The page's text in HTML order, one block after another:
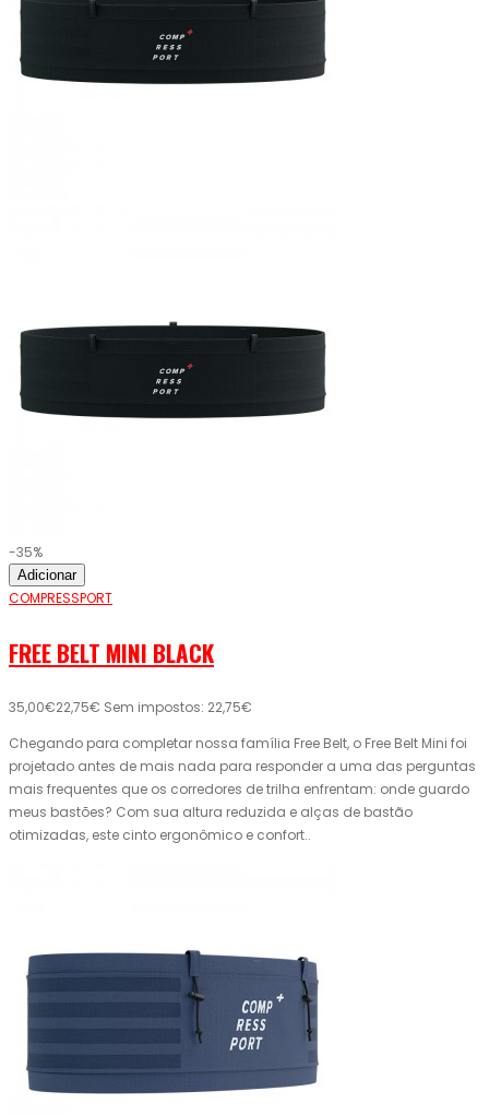
-35%
Adicionar
COMPRESSPORT
FREE BELT MINI BLACK
35,00€22,75€ Sem impostos: 22,75€
Chegando para completar nossa família Free Belt, o Free Belt Mini foi
projetado antes de mais nada para responder a uma das perguntas
mais frequentes que os corredores de trilha enfrentam: onde guardo
meus bastões? Com sua altura reduzida e alças de bastão
otimizadas, este cinto ergonômico e confort..